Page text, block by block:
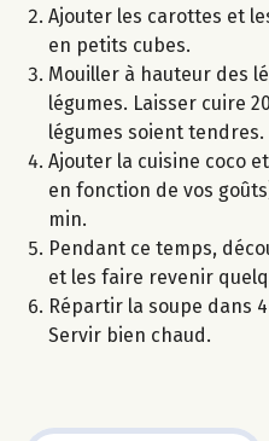
Ajouter les carottes et
en petits cubes.
Mouiller à hauteur des
légumes. Laisser cuire
légumes soient tendres.
Ajouter la cuisine coco
en fonction de vos
min.
Pendant ce temps,
et les faire revenir
Répartir la soupe dans
Servir bien chaud.